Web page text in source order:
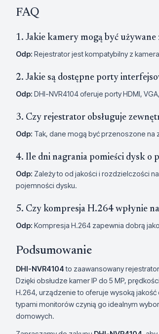
FAQ
1. Jakie kamery mogą być
Odp: Rejestrator jest kompatybilny z
2. Jakie są dostępne porty
Odp: DHI-NVR4104 oferuje porty HDMI,
3. Czy rejestrator obsługuje
Odp: Tak, dane mogą być przenoszone na
4. Ile dni nagrania pomieści dysk o
Odp: Zależy to od jakości i rozdzielczości
pojemności dysku.
5. Czy kompresja H.264 wpłynie
Odp: Kompresja H.264 zapewnia dobrą
Podsumowanie
DHI-NVR4104to zaawansowany
Dzięki obsłudze kamer IP do 5 MP,
H.264, urządzenie to oferuje wysoką
typami monitorów czynią go idealnym
domowych.